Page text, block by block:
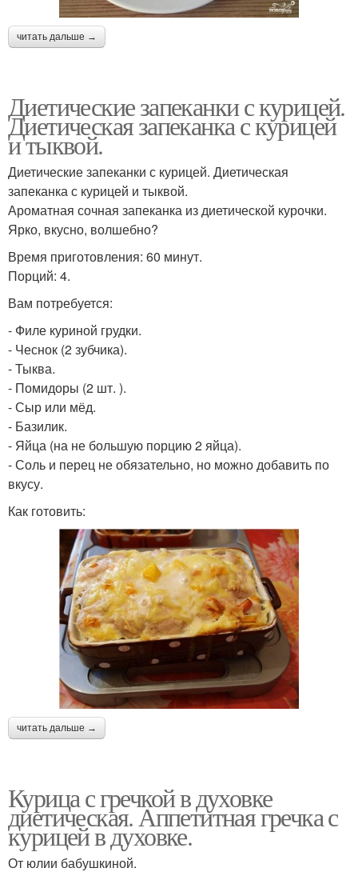
читать дальше →
Диетические запеканки с курицей.
Диетическая запеканка с курицей
и тыквой.
Диетические запеканки с курицей. Диетическая
запеканка с курицей и тыквой.
Ароматная сочная запеканка из диетической курочки.
Ярко, вкусно, волшебно?
Время приготовления: 60 минут.
Порций: 4.
Вам потребуется:
- Филе куриной грудки.
- Чеснок (2 зубчика).
- Тыква.
- Помидоры (2 шт. ).
- Сыр или мёд.
- Базилик.
- Яйца (на не большую порцию 2 яйца).
- Соль и перец не обязательно, но можно добавить по
вкусу.
Как готовить:
читать дальше →
Курица с гречкой в духовке
диетическая. Аппетитная гречка с
курицей в духовке.
От юлии бабушкиной.